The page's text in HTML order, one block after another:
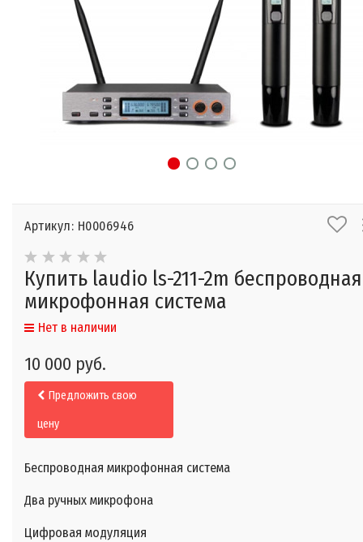
Артикул: Н0006946
Купить laudio ls-211-2m беспроводная
микрофонная система
Нет в наличии
10 000 руб.
Предложить свою
цену
Беспроводная микрофонная система
Два ручных микрофона
Цифровая модуляция